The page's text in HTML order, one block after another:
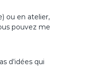
ou en atelier,
pouvez me
d’idées qui